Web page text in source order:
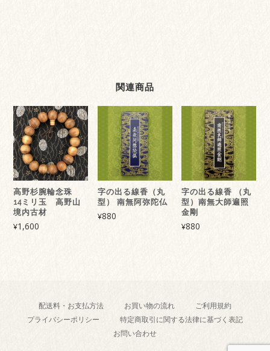
関連商品
高野杉腕輪念珠
14ミリ玉 高野山
境内古材
¥1,600
字の出る線香（丸
型） 南無阿弥陀仏
¥880
字の出る線香 （丸
型）南無大師遍照
金剛
¥880
配送料・お支払方法 お買い物の流れ
ご利用規約
プライバシーポリシー
特定商取引に関する法律に基づく表記
お問い合わせ